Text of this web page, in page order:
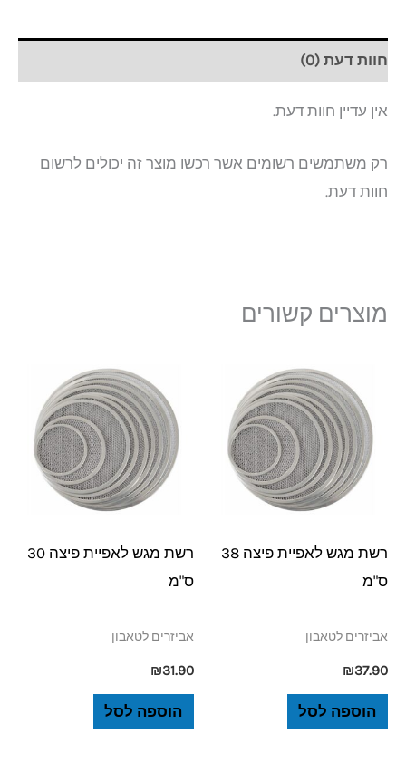
חוות דעת (0)
אין עדיין חוות דעת.
רק משתמשים רשומים אשר רכשו מוצר זה יכולים לרשום
חוות דעת.
מוצרים קשורים
רשת מגש לאפיית פיצה 38
ס"מ
אביזרים לטאבון
₪37.90
הוספה לסל
רשת מגש לאפיית פיצה 30
ס"מ
אביזרים לטאבון
₪31.90
הוספה לסל